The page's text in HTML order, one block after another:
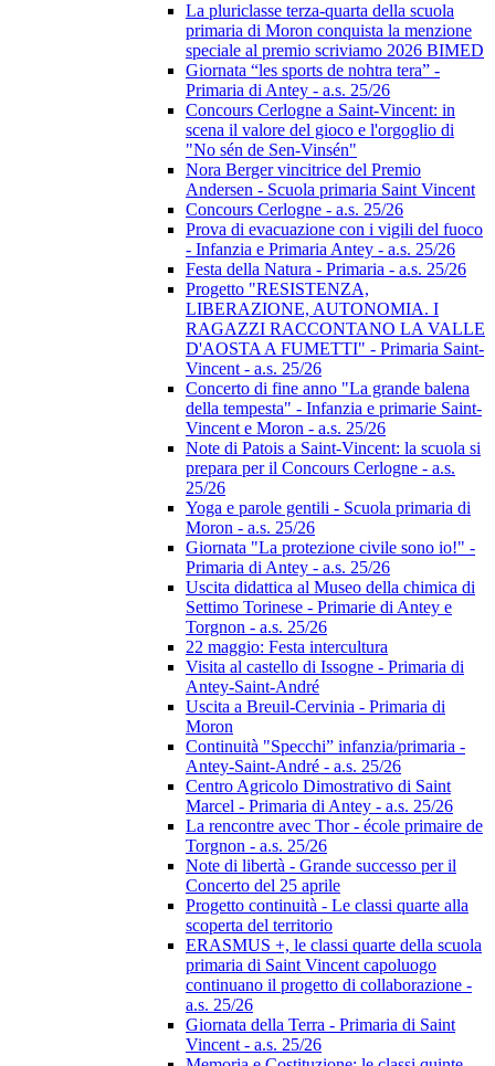
La pluriclasse terza-quarta della scuola
primaria di Moron conquista la menzione
speciale al premio scriviamo 2026 BIMED
Giornata “les sports de nohtra tera” -
Primaria di Antey - a.s. 25/26
Concours Cerlogne a Saint-Vincent: in
scena il valore del gioco e l'orgoglio di
"No sén de Sen-Vinsén"
Nora Berger vincitrice del Premio
Andersen - Scuola primaria Saint Vincent
Concours Cerlogne - a.s. 25/26
Prova di evacuazione con i vigili del fuoco
- Infanzia e Primaria Antey - a.s. 25/26
Festa della Natura - Primaria - a.s. 25/26
Progetto "RESISTENZA,
LIBERAZIONE, AUTONOMIA. I
RAGAZZI RACCONTANO LA VALLE
D'AOSTA A FUMETTI" - Primaria Saint-
Vincent - a.s. 25/26
Concerto di fine anno "La grande balena
della tempesta" - Infanzia e primarie Saint-
Vincent e Moron - a.s. 25/26
Note di Patois a Saint-Vincent: la scuola si
prepara per il Concours Cerlogne - a.s.
25/26
Yoga e parole gentili - Scuola primaria di
Moron - a.s. 25/26
Giornata "La protezione civile sono io!" -
Primaria di Antey - a.s. 25/26
Uscita didattica al Museo della chimica di
Settimo Torinese - Primarie di Antey e
Torgnon - a.s. 25/26
22 maggio: Festa intercultura
Visita al castello di Issogne - Primaria di
Antey-Saint-André
Uscita a Breuil-Cervinia - Primaria di
Moron
Continuità "Specchi” infanzia/primaria -
Antey-Saint-André - a.s. 25/26
Centro Agricolo Dimostrativo di Saint
Marcel - Primaria di Antey - a.s. 25/26
La rencontre avec Thor - école primaire de
Torgnon - a.s. 25/26
Note di libertà - Grande successo per il
Concerto del 25 aprile
Progetto continuità - Le classi quarte alla
scoperta del territorio
ERASMUS +, le classi quarte della scuola
primaria di Saint Vincent capoluogo
continuano il progetto di collaborazione -
a.s. 25/26
Giornata della Terra - Primaria di Saint
Vincent - a.s. 25/26